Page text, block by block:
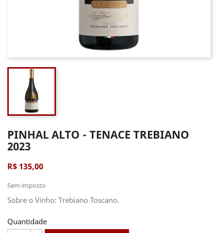
PINHAL ALTO - TENACE TREBIANO
2023
R$ 135,00
Sem imposto
Sobre o Vinho: Trebiano Toscano.
Quantidade